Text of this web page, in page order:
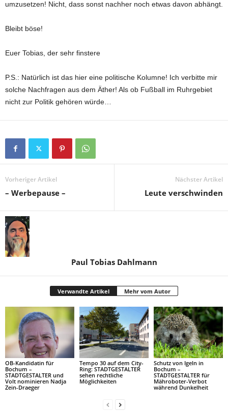
umzusetzen! Nicht, dass sonst nachher noch etwas davon abhängt.
Bleibt böse!
Euer Tobias, der sehr finstere
P.S.: Natürlich ist das hier eine politische Kolumne! Ich verbitte mir
solche Nachfragen aus dem Äther! Als ob Fußball im Ruhrgebiet
nicht zur Politik gehören würde…
Vorheriger Artikel
– Werbepause –
Nächster Artikel
Leute verschwinden
Paul Tobias Dahlmann
Verwandte Artikel Mehr vom Autor
OB-Kandidatin für
Bochum –
STADTGESTALTER und
Volt nominieren Nadja
Zein-Draeger
Tempo 30 auf dem City-
Ring: STADTGESTALTER
sehen rechtliche
Möglichkeiten
Schutz von Igeln in
Bochum –
STADTGESTALTER für
Mähroboter-Verbot
während Dunkelheit